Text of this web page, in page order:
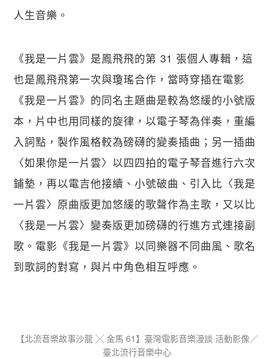
人生音樂。
《我是一片雲》是鳳飛飛的第 31 張個人專輯，這
也是鳳飛飛第一次與瓊瑤合作，當時穿插在電影
《我是一片雲》的同名主題曲是較為悠緩的小號版
本，片中也用同樣的旋律，以電子琴為伴奏，重編
入詞點，製作風格較為磅礴的變奏插曲；另一插曲
〈如果你是一片雲〉以四四拍的電子琴音進行六次
鋪墊，再以電吉他接續、小號破曲、引入比〈我是
一片雲〉原曲版更加悠緩的歌聲作為主歌，又以比
〈我是一片雲〉變奏版更加磅礴的行進方式連接副
歌。電影《我是一片雲》以同樂器不同曲風、歌名
到歌詞的對寫，與片中角色相互呼應。
【​北流音樂故事沙龍 ╳ 金馬 61】臺灣電影音樂漫談 活動影像／
臺北流行音樂中心